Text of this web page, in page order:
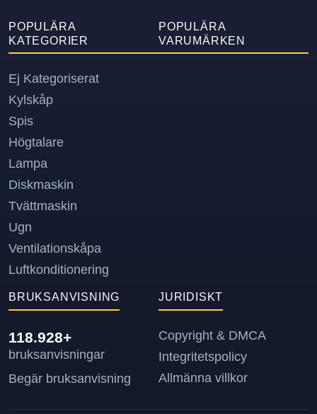
POPULÄRA
KATEGORIER
Ej Kategoriserat
Kylskåp
Spis
Högtalare
Lampa
Diskmaskin
Tvättmaskin
Ugn
Ventilationskåpa
Luftkonditionering
POPULÄRA
VARUMÄRKEN
BRUKSANVISNING
118.928+
bruksanvisningar
Begär bruksanvisning
JURIDISKT
Copyright & DMCA
Integritetspolicy
Allmänna villkor